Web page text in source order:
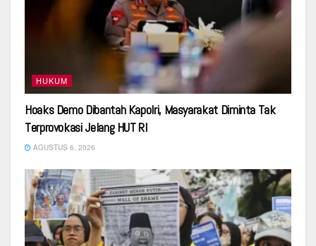
HUKUM
Hoaks Demo Dibantah Kapolri, Masyarakat Diminta Tak
Terprovokasi Jelang HUT RI
AGUSTUS 6, 2026